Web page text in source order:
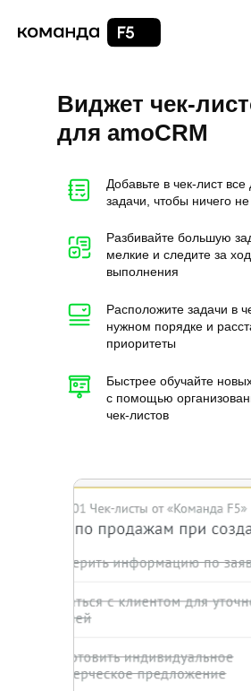
Виджет чек-
для amoCRM
Добавьте в чек-лист все
задачи, чтобы ничего
Разбивайте большую
мелкие и следите за
выполнения
Расположите задачи в
нужном порядке и
приоритеты
Быстрее обучайте
с помощью
чек-листов